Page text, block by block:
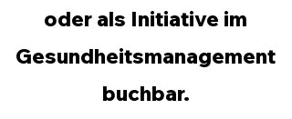
oder als Initiative im
Gesundheitsmanagement
buchbar.